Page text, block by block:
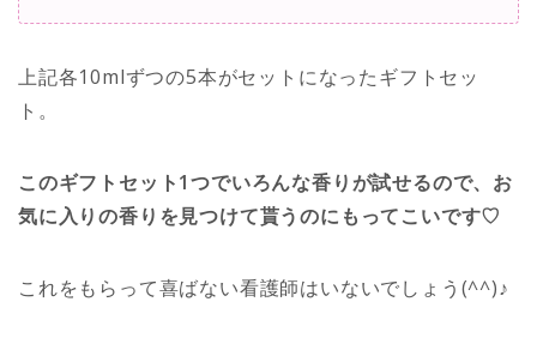
上記各10mlずつの5本がセットになったギフトセッ
ト。
このギフトセット1つでいろんな香りが試せるので、お
気に入りの香りを見つけて貰うのにもってこいです♡
これをもらって喜ばない看護師はいないでしょう(^^)♪